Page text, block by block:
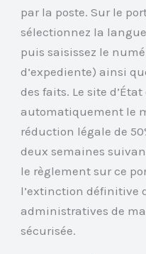
par la poste. Sur le
sélectionnez la
puis saisissez le
d’expediente) ainsi
des faits. Le site
automatiquement le
réduction légale de
deux semaines
le règlement sur ce
l’extinction définitive
administratives de
sécurisée.